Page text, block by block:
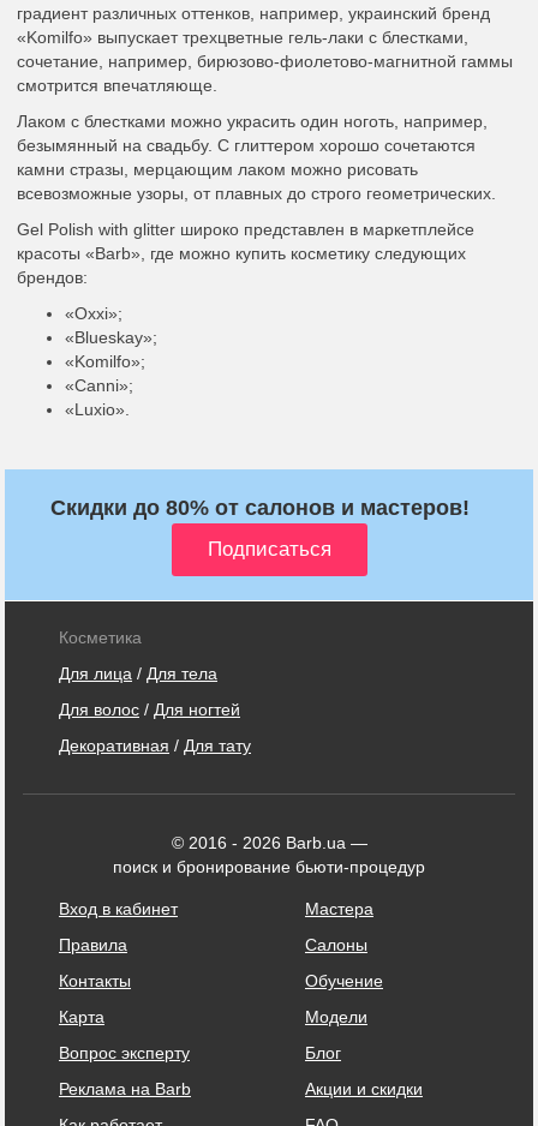
градиент различных оттенков, например, украинский бренд
«Komilfo» выпускает трехцветные гель-лаки с блестками,
сочетание, например, бирюзово-фиолетово-магнитной гаммы
смотрится впечатляюще.
Лаком с блестками можно украсить один ноготь, например,
безымянный на свадьбу. С глиттером хорошо сочетаются
камни стразы, мерцающим лаком можно рисовать
всевозможные узоры, от плавных до строго геометрических.
Gel Polish with glitter широко представлен в маркетплейсе
красоты «Barb», где можно купить косметику следующих
брендов:
«Oxxi»;
«Blueskay»;
«Komilfo»;
«Canni»;
«Luxio».
Скидки до 80% от салонов и мастеров!
Косметика
Для лица / Для тела
Для волос / Для ногтей
Декоративная / Для тату
© 2016 - 2026 Barb.ua —
поиск и бронирование бьюти-процедур
Вход в кабинет
Правила
Контакты
Карта
Вопрос эксперту
Реклама на Barb
Мастера
Салоны
Обучение
Модели
Блог
Акции и скидки